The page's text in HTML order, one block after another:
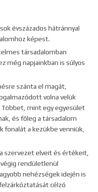
évszázados hátránnyal
képest.
társadalomban
még napjainkban is súlyos
szánta el magát,
volna velük
mint egy egyesület
és főleg a társadalom
fonalát a kezükbe venniük,
szervezet elveit és értékeit,
rendületlenül
nehézségek idején is
célzó